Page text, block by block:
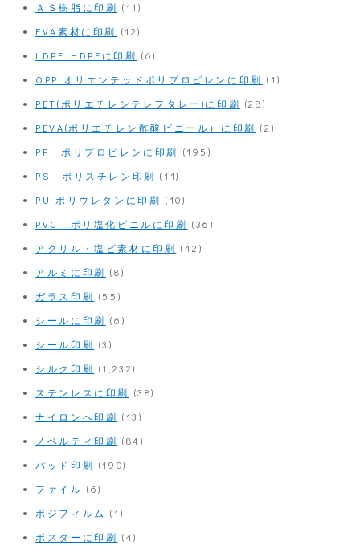
ＡＳ樹脂に印刷 (11)
EVA素材に印刷 (12)
LDPE HDPEに印刷 (6)
OPP オリエンテッドポリプロピレンに印刷 (1)
PET(ポリエチレンテレフタレー)に印刷 (28)
PEVA(ポリエチレン酢酸ビニール）に印刷 (2)
PP ポリプロピレンに印刷 (195)
PS ポリスチレン印刷 (11)
PU ポリウレタンに印刷 (10)
PVC ポリ塩化ビニルに印刷 (36)
アクリル・塩ビ素材に印刷 (42)
アルミに印刷 (8)
ガラス印刷 (55)
シールに印刷 (6)
シール印刷 (3)
シルク印刷 (1,232)
ステンレスに印刷 (38)
ナイロンへ印刷 (13)
ノベルティ印刷 (84)
パッド印刷 (190)
ファイル (6)
ポジフィルム (1)
ポスターに印刷 (4)